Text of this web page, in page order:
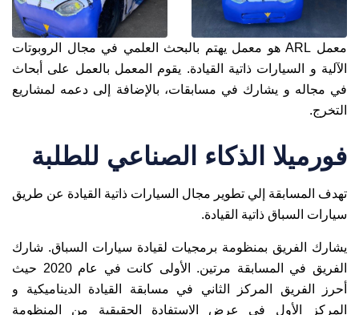
معمل ARL هو معمل يهتم بالبحث العلمي في مجال الروبوتات
الآلية و السيارات ذاتية القيادة. يقوم المعمل بالعمل على أبحاث
في مجاله و يشارك في مسابقات، بالإضافة إلى دعمه لمشاريع
التخرج.
فورميلا الذكاء الصناعي للطلبة
تهدف المسابقة إلي تطوير مجال السيارات ذاتية القيادة عن طريق
سيارات السباق ذاتية القيادة.
يشارك الفريق بمنظومة برمجيات لقيادة سيارات السباق. شارك
الفريق في المسابقة مرتين. الأولى كانت في عام 2020 حيث
أحرز الفريق المركز الثاني في مسابقة القيادة الديناميكية و
المركز الأول في عرض الاستفادة الحقيقية من المنظومة